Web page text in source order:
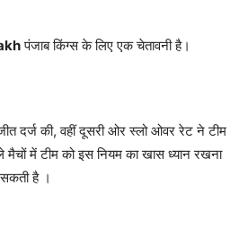
पंजाब किंग्स के लिए एक चेतावनी है।
दर्ज की, वहीं दूसरी ओर स्लो ओवर रेट ने टीम
मैचों में टीम को इस नियम का खास ध्यान रखना
है ।